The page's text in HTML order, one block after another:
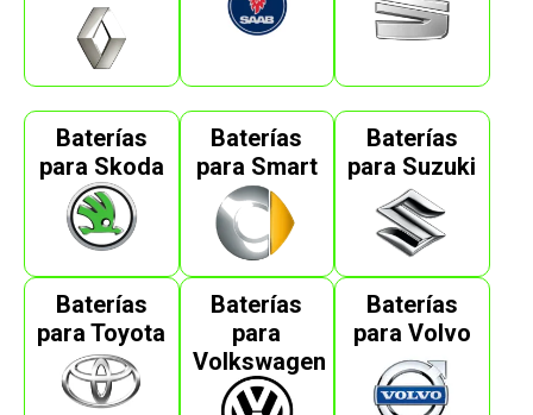
Baterías
para Skoda
Baterías
para Smart
Baterías
para Suzuki
Baterías
para Toyota
Baterías
para
Volkswagen
Baterías
para Volvo